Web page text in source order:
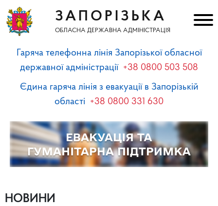
ЗАПОРІЗЬКА
ОБЛАСНА ДЕРЖАВНА АДМІНІСТРАЦІЯ
Гаряча телефонна лінія Запорізької обласної
державної адміністрації +38 0800 503 508
Єдина гаряча лінія з евакуації в Запорізькій
області +38 0800 331 630
НОВИНИ